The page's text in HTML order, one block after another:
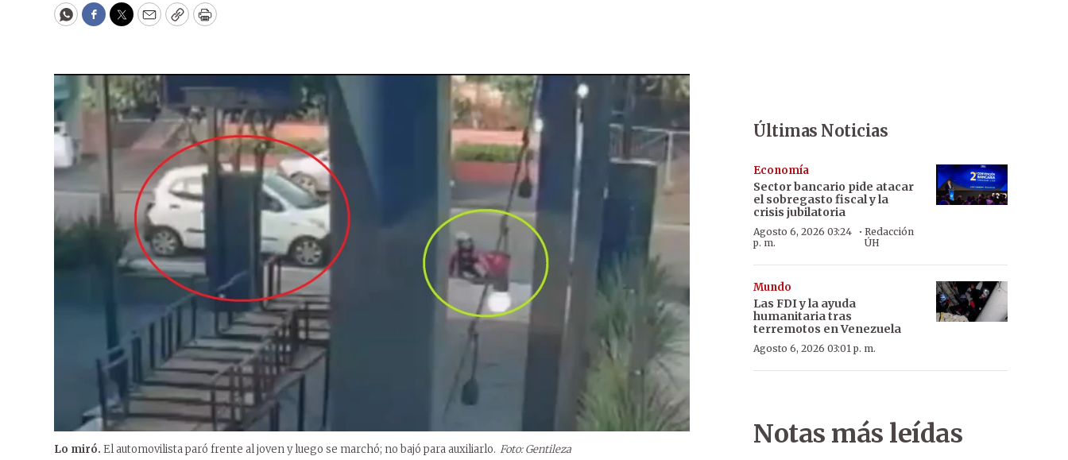
WhatsApp
Facebook
Twitter
EmailCopyPrint
Lo miró. El automovilista paró frente al joven y luego se marchó; no bajó para auxiliarlo. Foto: Gentileza
Últimas Noticias
Economía
Sector bancario pide atacar
el sobregasto fiscal y la
crisis jubilatoria
Agosto 6, 2026 03:24
p. m.
· Redacción
ÚH
Mundo
Las FDI y la ayuda
humanitaria tras
terremotos en Venezuela
Agosto 6, 2026 03:01 p. m.
Notas más leídas